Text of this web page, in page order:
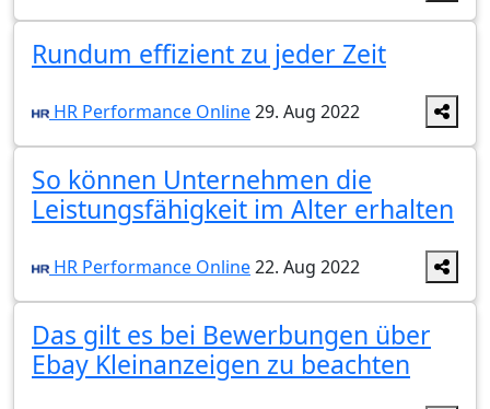
Rundum effizient zu jeder Zeit
HR Performance Online29. Aug 2022
So können Unternehmen die
Leistungsfähigkeit im Alter erhalten
HR Performance Online22. Aug 2022
Das gilt es bei Bewerbungen über
Ebay Kleinanzeigen zu beachten